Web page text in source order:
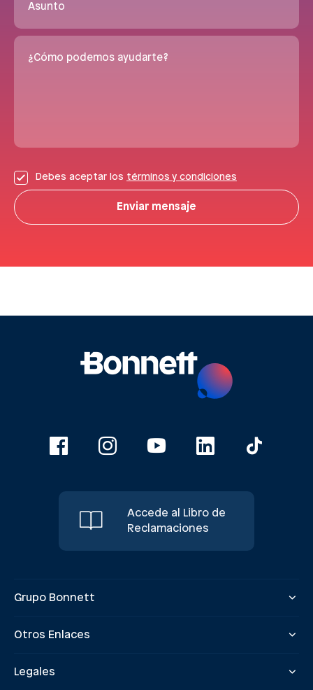
Asunto
¿Cómo podemos ayudarte?
Debes aceptar los términos y condiciones
Enviar mensaje
Accede al Libro de
Reclamaciones
Grupo Bonnett
Otros Enlaces
Legales